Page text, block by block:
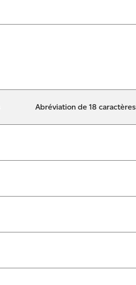
Abréviation de 18 caractères